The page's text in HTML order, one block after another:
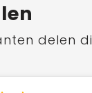
delen